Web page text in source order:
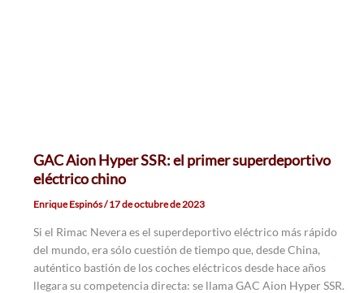
GAC Aion Hyper SSR: el primer superdeportivo
eléctrico chino
Enrique Espinós/17 de octubre de 2023
Si el Rimac Nevera es el superdeportivo eléctrico más rápido
del mundo, era sólo cuestión de tiempo que, desde China,
auténtico bastión de los coches eléctricos desde hace años
llegara su competencia directa: se llama GAC Aion Hyper SSR.